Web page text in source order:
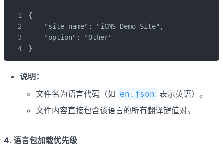
{
    "site_name": "iCMS Demo Site",
    "option": "Other"
}
说明：
文件名为语言代码（如 en.json 表示英语）。
文件内容直接包含该语言的所有翻译键值对。
4. 语言包加载优先级